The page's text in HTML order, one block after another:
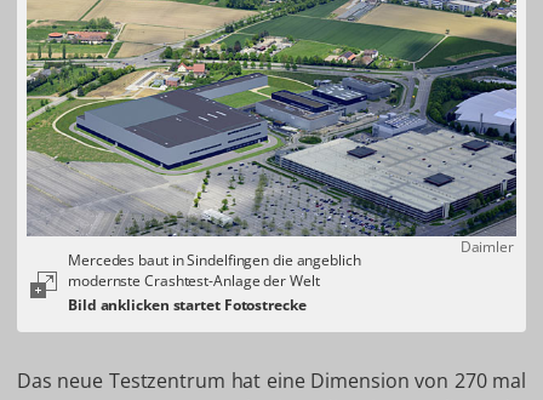
Daimler
Mercedes baut in Sindelfingen die angeblich
modernste Crashtest-Anlage der Welt
Das neue Testzentrum hat eine Dimension von 270 mal